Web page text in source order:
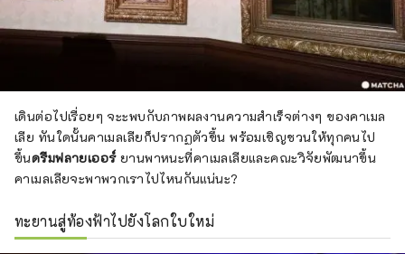
เดินต่อไปเรื่อยๆ จะะพบกับภาพผลงานความสำเร็จต่างๆ ของคาเมล
เลีย ทันใดนั้นคาเมลเลียก็ปรากฏตัวขึ้น พร้อมเชิญชวนให้ทุกคนไป
ขึ้นดรีมฟลายเออร์ยานพาหนะที่คาเมลเลียและคณะวิจัยพัฒนาขึ้น
คาเมลเลียจะพาพวกเราไปไหนกันแน่นะ?
ทะยานสู่ท้องฟ้าไปยังโลกใบใหม่